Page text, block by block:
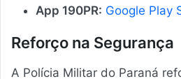
App 190PR: Google Play
Reforço na Segurança
A Polícia Militar do Paraná